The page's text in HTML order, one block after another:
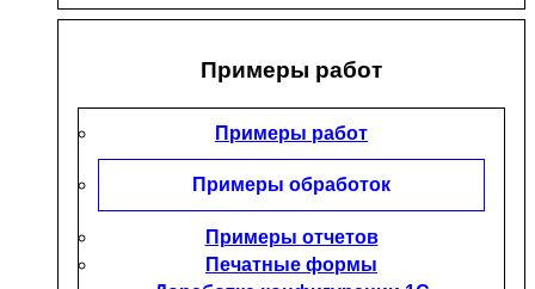
Примеры работ
Примеры работ
Примеры обработок
Примеры отчетов
Печатные формы